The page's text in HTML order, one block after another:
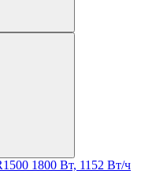
1800 Вт, 1152 Вт/ч